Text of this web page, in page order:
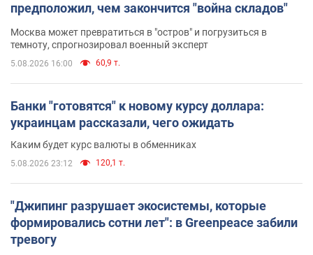
предположил, чем закончится "война складов"
Москва может превратиться в "остров" и погрузиться в
темноту, спрогнозировал военный эксперт
5.08.2026 16:00 60,9 т.
Банки "готовятся" к новому курсу доллара:
украинцам рассказали, чего ожидать
Каким будет курс валюты в обменниках
5.08.2026 23:12 120,1 т.
"Джипинг разрушает экосистемы, которые
формировались сотни лет": в Greenpeace забили
тревогу